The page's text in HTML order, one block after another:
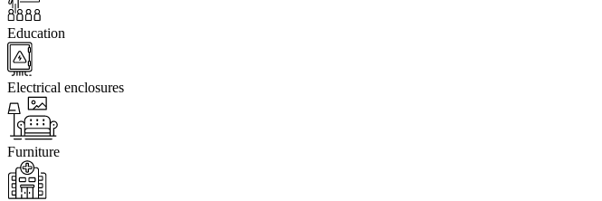
Education
Electrical enclosures
Furniture